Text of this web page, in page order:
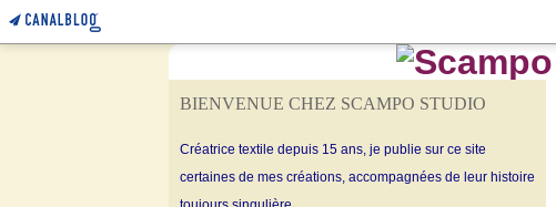
BIENVENUE CHEZ SCAMPO STUDIO
Créatrice textile depuis 15 ans, je publie sur ce site
certaines de mes créations, accompagnées de leur histoire